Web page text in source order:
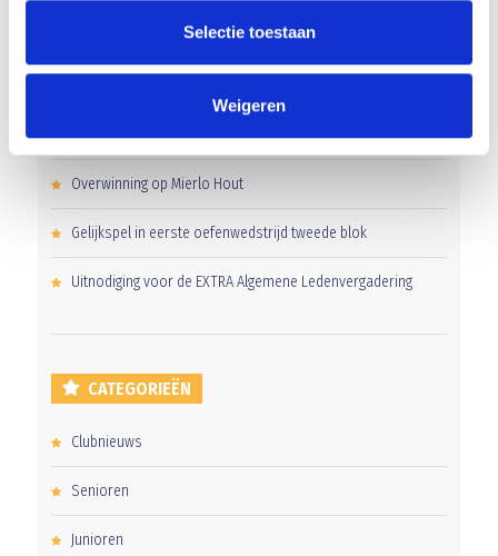
Selectie toestaan
Weigeren
RECENT NIEUWS
Groot onderhoud op ons sportpark
Overwinning op Mierlo Hout
Gelijkspel in eerste oefenwedstrijd tweede blok
Uitnodiging voor de EXTRA Algemene Ledenvergadering
CATEGORIEËN
Clubnieuws
Senioren
Junioren